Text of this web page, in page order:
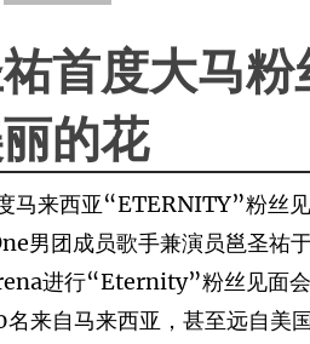
首度大马
的花
马来西亚“ETERNITY”粉丝
男团成员歌手兼演员邕圣祐
进行“Eternity”粉丝见面会
来自马来西亚，甚至远自美